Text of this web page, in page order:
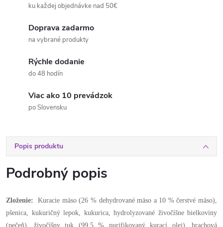
ku každej objednávke nad 50€
Doprava zadarmo
na vybrané produkty
Rýchle dodanie
do 48 hodín
Viac ako 10 prevádzok
po Slovensku
Popis produktu
Podrobný popis
Zloženie:
Kuracie mäso (26 % dehydrované mäso a 10 % čerstvé mäso),
pšenica, kukuričný lepok, kukurica, hydrolyzované živočíšne bielkoviny
(pečeň), živočíšny tuk (99,5 % purifikovaný kurací olej), hrachová